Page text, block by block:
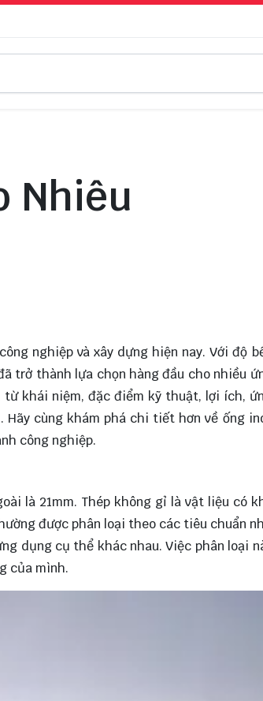
Nhiêu
nghiệp và xây dựng hiện nay. Với độ
trở thành lựa chọn hàng đầu cho nhiều
từ khái niệm, đặc điểm kỹ thuật, lợi ích,
Hãy cùng khám phá chi tiết hơn về ống
công nghiệp.
là 21mm. Thép không gỉ là vật liệu có
được phân loại theo các tiêu chuẩn
dụng cụ thể khác nhau. Việc phân loại
của mình.